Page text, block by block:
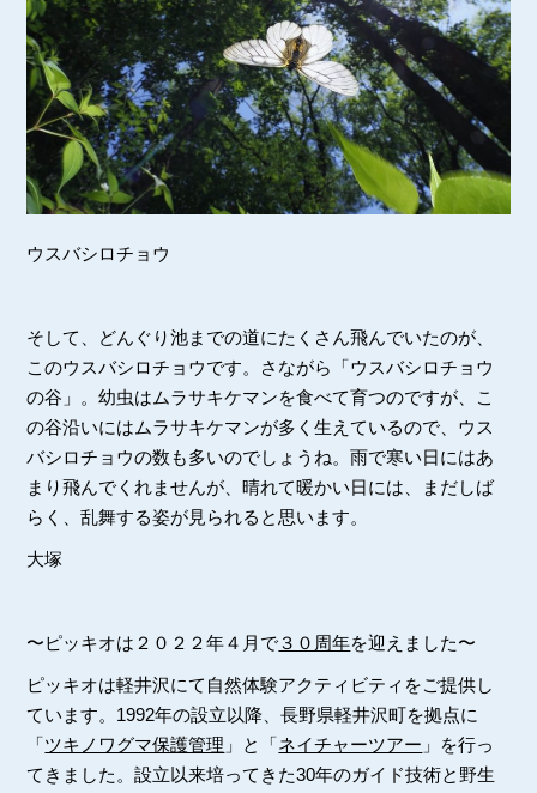
ウスバシロチョウ
そして、どんぐり池までの道にたくさん飛んでいたのが、
このウスバシロチョウです。さながら「ウスバシロチョウ
の谷」。幼虫はムラサキケマンを食べて育つのですが、こ
の谷沿いにはムラサキケマンが多く生えているので、ウス
バシロチョウの数も多いのでしょうね。雨で寒い日にはあ
まり飛んでくれませんが、晴れて暖かい日には、まだしば
らく、乱舞する姿が見られると思います。
大塚
〜ピッキオは２０２２年４月で３０周年を迎えました〜
ピッキオは軽井沢にて自然体験アクティビティをご提供し
ています。1992年の設立以降、長野県軽井沢町を拠点に
「ツキノワグマ保護管理 」と「ネイチャーツアー 」を行っ
てきました。設立以来培ってきた30年のガイド技術と野生